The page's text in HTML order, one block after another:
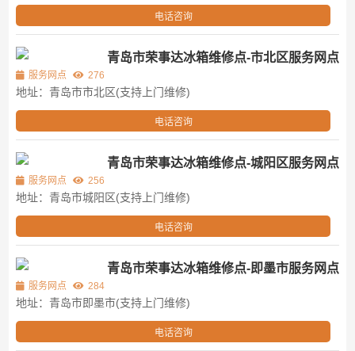
电话咨询
青岛市荣事达冰箱维修点-市北区服务网点
服务网点 276
地址：青岛市市北区(支持上门维修)
电话咨询
青岛市荣事达冰箱维修点-城阳区服务网点
服务网点 256
地址：青岛市城阳区(支持上门维修)
电话咨询
青岛市荣事达冰箱维修点-即墨市服务网点
服务网点 284
地址：青岛市即墨市(支持上门维修)
电话咨询